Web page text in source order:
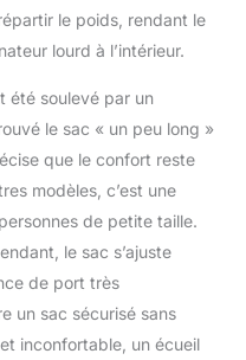
le poids, rendant le
lourd à l’intérieur.
été soulevé par un
le sac « un peu long »
que le confort reste
modèles, c’est une
de petite taille.
le sac s’ajuste
de port très
un sac sécurisé sans
inconfortable, un écueil